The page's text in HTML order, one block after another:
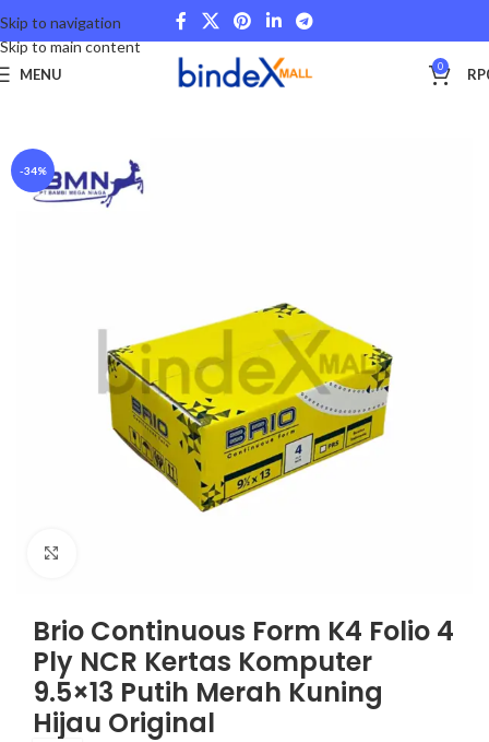
Skip to navigation
Skip to main content
MENU 0 RP
Beranda Other Categories
-34%
Brio Continuous Form K4 Folio 4
Ply NCR Kertas Komputer
9.5×13 Putih Merah Kuning
Hijau Original